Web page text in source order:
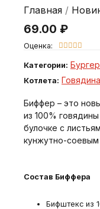
Главная /
69.00 ₽
Оценка: 
Категории:
Котлета: Говядина
Биффер – это
из 100%
булочке с
кунжутно-соевым
Состав Биффера
Бифштекс из